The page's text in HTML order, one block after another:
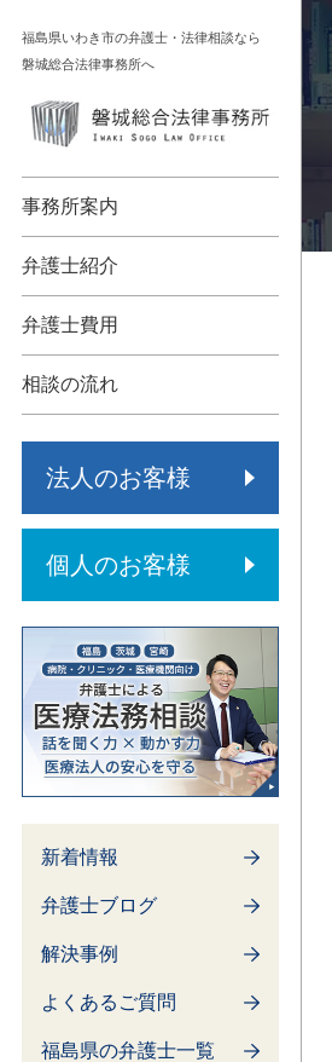
福島県いわき市の弁護士・法律相談なら
磐城総合法律事務所へ
事務所案内
弁護士紹介
弁護士費用
相談の流れ
法人のお客様
個人のお客様
新着情報
弁護士ブログ
解決事例
よくあるご質問
福島県の弁護士一覧